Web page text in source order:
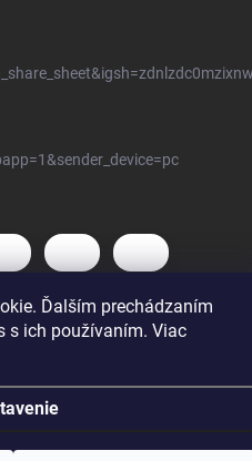
Ďalším prechádzaním
s ich používaním. Viac
. Všetky práva vyhradené.